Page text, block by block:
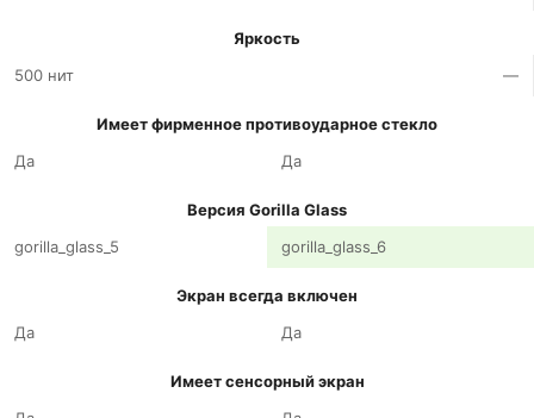
Яркость
500 нит
—
Имеет фирменное противоударное стекло
Да
Да
Версия Gorilla Glass
gorilla_glass_5
gorilla_glass_6
Экран всегда включен
Да
Да
Имеет сенсорный экран